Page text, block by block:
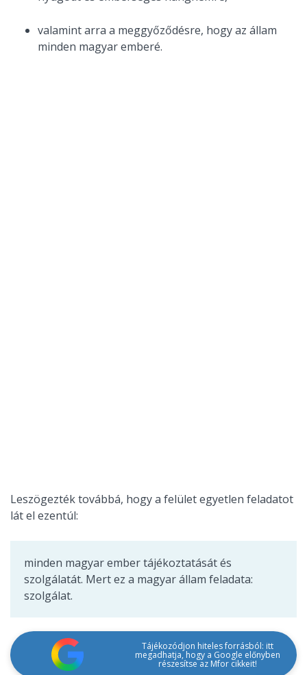
valamint arra a meggyőződésre, hogy az állam
minden magyar emberé.
Leszögezték továbbá, hogy a felület egyetlen feladatot
lát el ezentúl:
minden magyar ember tájékoztatását és
szolgálatát. Mert ez a magyar állam feladata:
szolgálat.
Tájékozódjon hiteles forrásból: itt
megadhatja, hogy a Google előnyben
részesítse az Mfor cikkeit!